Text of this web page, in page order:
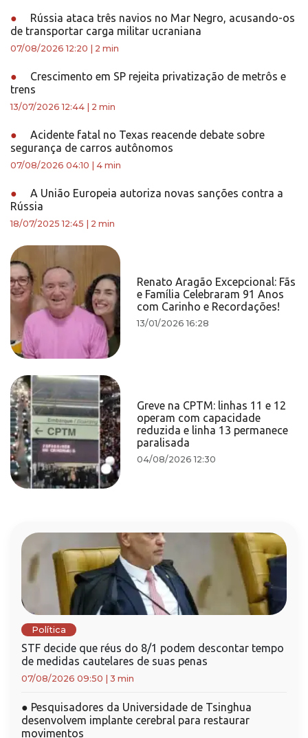
●
Rússia ataca três navios no Mar Negro, acusando-os
de transportar carga militar ucraniana
07/08/2026 12:20 2 min
●
Crescimento em SP rejeita privatização de metrôs e
trens
13/07/2026 12:44 2 min
●
Acidente fatal no Texas reacende debate sobre
segurança de carros autônomos
07/08/2026 04:10 4 min
●
A União Europeia autoriza novas sanções contra a
Rússia
18/07/2025 12:45 2 min
Renato Aragão Excepcional: Fãs
e Família Celebraram 91 Anos
com Carinho e Recordações!
13/01/2026 16:28
Greve na CPTM: linhas 11 e 12
operam com capacidade
reduzida e linha 13 permanece
paralisada
04/08/2026 12:30
Política
STF decide que réus do 8/1 podem descontar tempo
de medidas cautelares de suas penas
07/08/2026 09:50 3 min
● Pesquisadores da Universidade de Tsinghua
desenvolvem implante cerebral para restaurar
movimentos